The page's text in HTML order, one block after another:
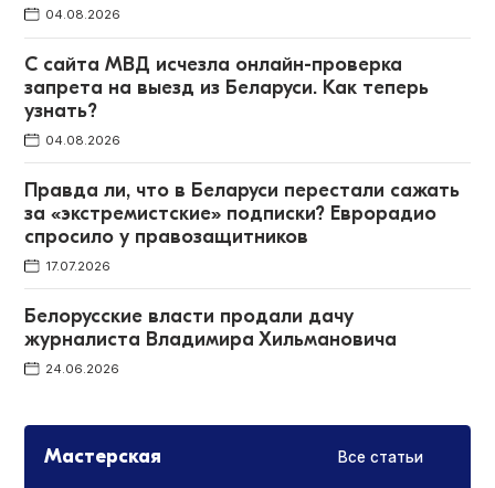
04.08.2026
С сайта МВД исчезла онлайн-проверка
запрета на выезд из Беларуси. Как теперь
узнать?
04.08.2026
Правда ли, что в Беларуси перестали сажать
за «экстремистские» подписки? Еврорадио
спросило у правозащитников
17.07.2026
Белорусские власти продали дачу
журналиста Владимира Хильмановича
24.06.2026
Мастерская Все статьи